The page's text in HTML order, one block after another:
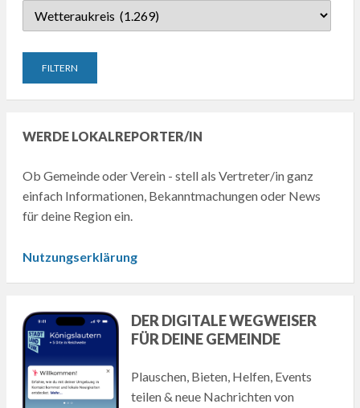
WERDE LOKALREPORTER/IN
Ob Gemeinde oder Verein - stell als Vertreter/in ganz
einfach Informationen, Bekanntmachungen oder News
für deine Region ein.
Nutzungserklärung
DER DIGITALE WEGWEISER
FÜR DEINE GEMEINDE
Plauschen, Bieten, Helfen, Events
teilen & neue Nachrichten von